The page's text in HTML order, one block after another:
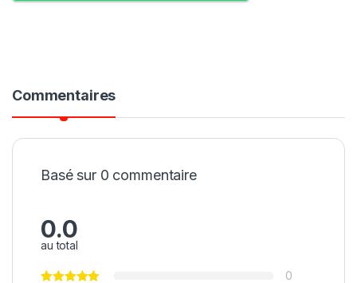
Commentaires
Basé sur 0 commentaire
0.0
au total
0